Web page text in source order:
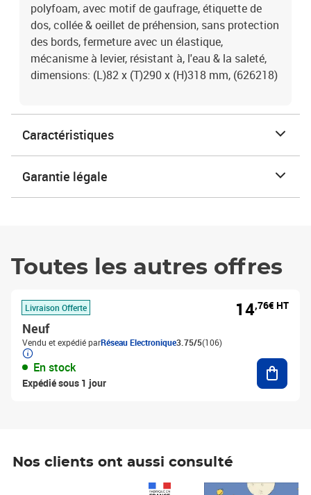
polyfoam, avec motif de gaufrage, étiquette de
dos, collée & oeillet de préhension, sans protection
des bords, fermeture avec un élastique,
mécanisme à levier, résistant à, l'eau & la saleté,
dimensions: (L)82 x (T)290 x (H)318 mm, (626218)
Caractéristiques
Garantie légale
Toutes les autres offres
Livraison Offerte
Neuf
Vendu et expédié parRéseau Electronique3.75/5(106)
En stock
Expédié sous 1 jour
14,76€ HT
Nos clients ont aussi consulté
Prix 6,25€ HT